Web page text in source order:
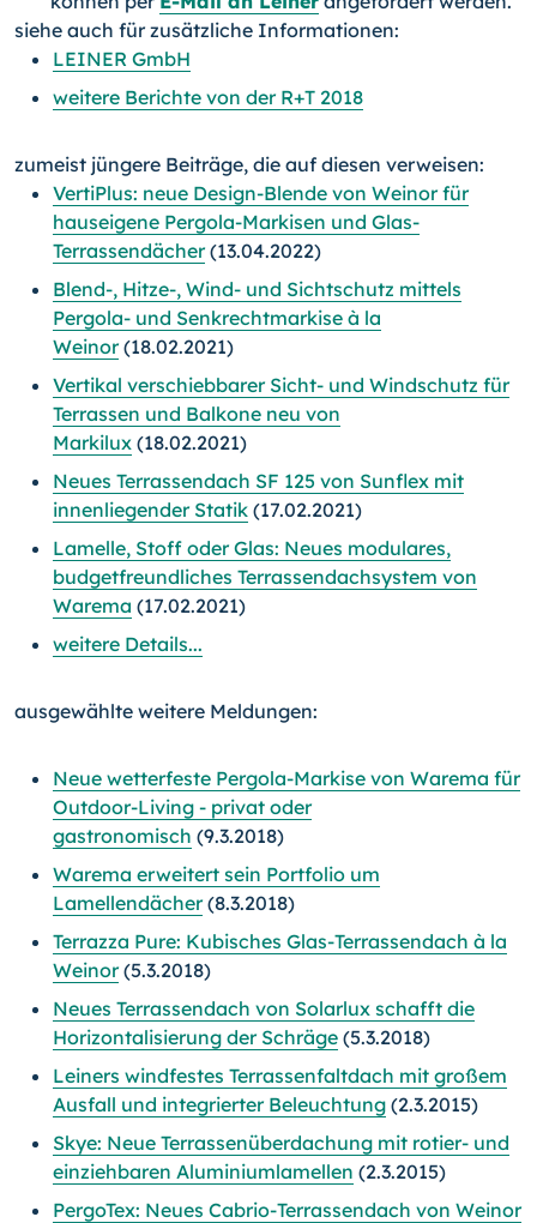
siehe auch für zusätzliche Informationen:
LEINER GmbH
weitere Berichte von der R+T 2018
zumeist jüngere Beiträge, die auf diesen verweisen:
VertiPlus: neue Design-Blende von Weinor für
hauseigene Pergola-Markisen und Glas-
Terrassendächer(13.04.2022)
Blend-, Hitze-, Wind- und Sichtschutz mittels
Pergola- und Senkrechtmarkise à la
Weinor(18.02.2021)
Vertikal verschiebbarer Sicht- und Windschutz für
Terrassen und Balkone neu von
Markilux (18.02.2021)
Neues Terrassendach SF 125 von Sunflex mit
innenliegender Statik (17.02.2021)
Lamelle, Stoff oder Glas: Neues modulares,
budgetfreundliches Terrassendachsystem von
Warema (17.02.2021)
weitere Details...
ausgewählte weitere Meldungen:
Neue wetterfeste Pergola-Markise von Warema für
Outdoor-Living - privat oder
gastronomisch (9.3.2018)
Warema erweitert sein Portfolio um
Lamellendächer(8.3.2018)
Terrazza Pure: Kubisches Glas-Terrassendach à la
Weinor(5.3.2018)
Neues Terrassendach von Solarlux schafft die
Horizontalisierung der Schräge (5.3.2018)
Leiners windfestes Terrassenfaltdach mit großem
Ausfall und integrierter Beleuchtung (2.3.2015)
Skye: Neue Terrassenüberdachung mit rotier- und
einziehbaren Aluminiumlamellen (2.3.2015)
PergoTex: Neues Cabrio-Terrassendach von Weinor